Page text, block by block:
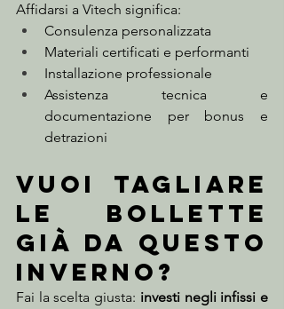
Affidarsi a Vitech significa:
Consulenza personalizzata
Materiali certificati e performanti
Installazione professionale
Assistenza tecnica e
documentazione per bonus e
detrazioni
Vuoi tagliare
le bollette
già da questo
inverno?
Fai la scelta giusta: investi negli infissi e